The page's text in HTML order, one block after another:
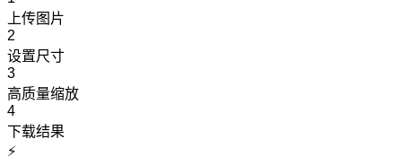
上传图片
2
设置尺寸
3
高质量缩放
4
下载结果
⚡